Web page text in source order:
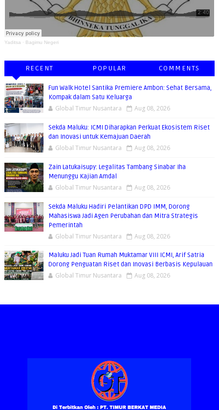
Yaditsa · Bagimu Negeri
RECENT POPULAR COMMENTS
Fun Walk Hotel Santika Premiere Ambon: Sehat Bersama,
Kompak dalam Satu Keluarga
Global Timur Nusantara Aug 08, 2026
Sekda Maluku: ICMI Diharapkan Perkuat Ekosistem Riset
dan Inovasi untuk Kemajuan Daerah
Global Timur Nusantara Aug 08, 2026
Zain Latukaisupy: Legalitas Tambang Sinabar Iha
Menunggu Kajian Amdal
Global Timur Nusantara Aug 08, 2026
Sekda Maluku Hadiri Pelantikan DPD IMM, Dorong
Mahasiswa Jadi Agen Perubahan dan Mitra Strategis
Pemerintah
Global Timur Nusantara Aug 08, 2026
Maluku Jadi Tuan Rumah Muktamar VIII ICMI, Arif Satria
Dorong Penguatan Riset dan Inovasi Berbasis Kepulauan
Global Timur Nusantara Aug 08, 2026